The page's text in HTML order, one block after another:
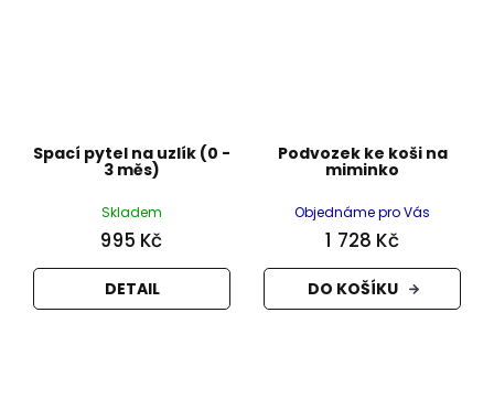
Spací pytel na uzlík (0 -
3 měs)
Skladem
995 Kč
DETAIL
Podvozek ke koši na
miminko
Objednáme pro Vás
1 728 Kč
DO KOŠÍKU